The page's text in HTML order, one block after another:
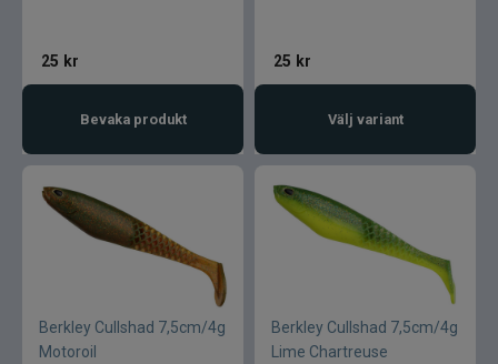
25 kr
Bevaka produkt
25 kr
Välj variant
Berkley Cullshad 7,5cm/4g
Motoroil
Berkley Cullshad 7,5cm/4g
Lime Chartreuse